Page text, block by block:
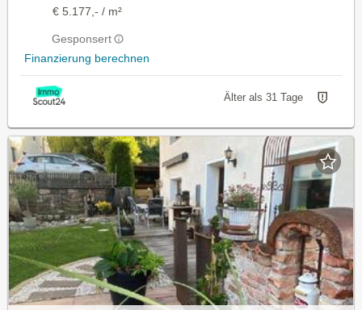
€ 5.177,- / m²
Gesponsert
Finanzierung berechnen
Älter als 31 Tage